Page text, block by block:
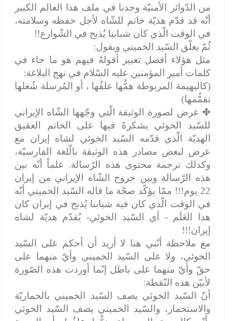
من الدّوائر الأمنيّة وجدنا في ملف هذا العالم الكبير
أنّه قد قدّم هديّة خاتم للشّاه لأجل حفظه وسلامته،
في الوقت الّذي كان شبابنا يُذبح في الشّوارع!!
ثُمّ يعلّق السّيد الخميني ويقول:
مثل هؤلاء أفضل تعبير أقولهُ فيهم هو ما جاء في
كلمات أمير المؤمنين عليه السّلام في نهج البلاغة:
(كالبهيمة المربوطة همُّها علفُها ، أو المُرسلة شُغلها
تقمُّمها)
✤عرض لصورة الوثيقة الّتي وجّهها الشّاه الإيراني
للسّيد الخوئي يشكرهُ فيها على الخاتم العقيق
الهديّة الّذي قدّمه السّيد الخوئي لشاه إيران مع
عرض لبعض مصادر هذه الوثيقة بالّلغة الفارسيّة،
وكذلك ترجمة محتوى هذه الرّسالة. علماً أنّه بين
هذه الرّسالة وبين خروج الشّاه الإيراني من إيران
22 يوم!!! ممّا يؤكّد صحّة ما قاله السّيد الخميني أنّه
في الوقت الّذي كان فيه شبابنا يُذبح في إيران كان
هذا العَلَم - أي السّيد الخوئي- يُقدّم هديّة لشاه
إيران!!!
مع ملاحظة أنّني هنا لا أريد أن أحكم على السّيد
الخوئي، ولا على السّيد الخميني وأيّ منهما على
حقّ وأيّ منهما على باطل إنّما أوردت هذه الصّورة
لأبيّن هذه النّقطة:
أنّ السّيد الخوئي يصف السّيد الخميني بالحماريّة
والاستحمار، والسّيد الخميني يصف السّيد الخوئي